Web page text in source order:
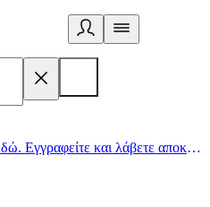
Ο υγιεινός τρόπος ζωής ξεκινά εδώ. Εγγραφείτε και λάβετε αποκλειστικές προσφορές